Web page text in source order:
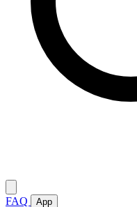
FAQ App